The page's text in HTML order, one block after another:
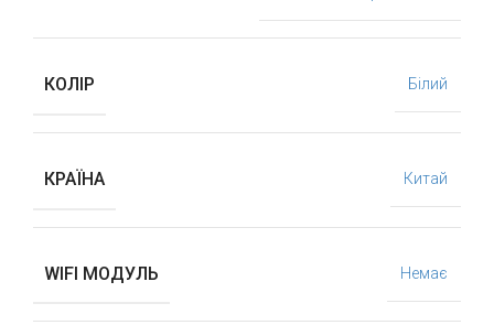
КОЛІР Білий
КРАЇНА Китай
WIFI МОДУЛЬ Немає